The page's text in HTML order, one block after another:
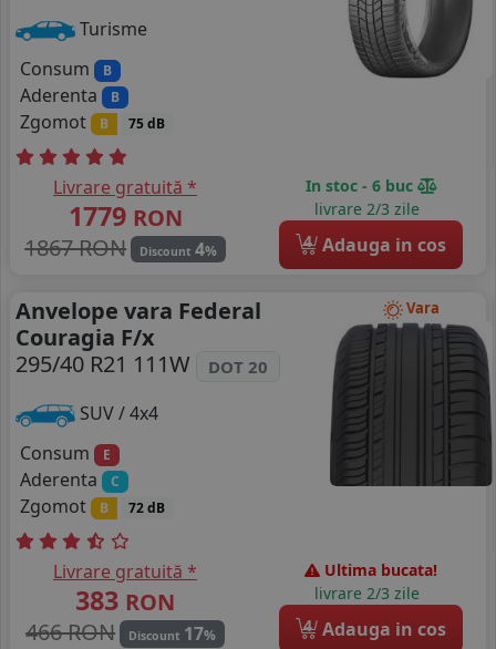
Turisme
Consum
B
Aderenta B
Zgomot B 75 dB
Livrare gratuită *
1779 RON
1867 RON
Discount 4%
In stoc - 6 buc
livrare 2/3 zile
4 Adauga in cos
Vara
Anvelope vara Federal
Couragia F/x
295/40 R21 111W
DOT 20
SUV / 4x4
Consum
E
Aderenta C
Zgomot B 72 dB
Livrare gratuită *
383 RON
466 RON
Discount 17%
Ultima bucata!
livrare 2/3 zile
4 Adauga in cos